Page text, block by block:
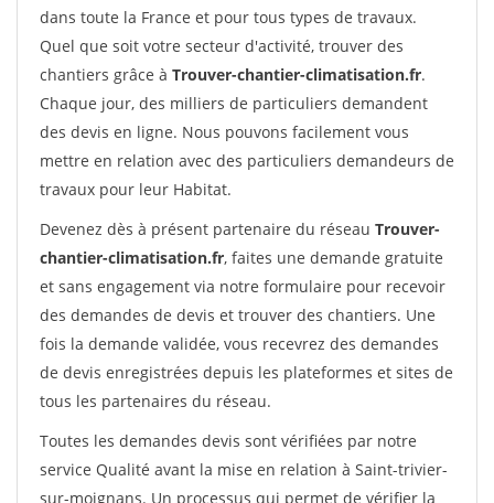
dans toute la France et pour tous types de travaux.
Quel que soit votre secteur d'activité, trouver des
chantiers grâce à Trouver-chantier-climatisation.fr.
Chaque jour, des milliers de particuliers demandent
des devis en ligne. Nous pouvons facilement vous
mettre en relation avec des particuliers demandeurs de
travaux pour leur Habitat.
Devenez dès à présent partenaire du réseau Trouver-
chantier-climatisation.fr, faites une demande gratuite
et sans engagement via notre formulaire pour recevoir
des demandes de devis et trouver des chantiers. Une
fois la demande validée, vous recevrez des demandes
de devis enregistrées depuis les plateformes et sites de
tous les partenaires du réseau.
Toutes les demandes devis sont vérifiées par notre
service Qualité avant la mise en relation à Saint-trivier-
sur-moignans. Un processus qui permet de vérifier la